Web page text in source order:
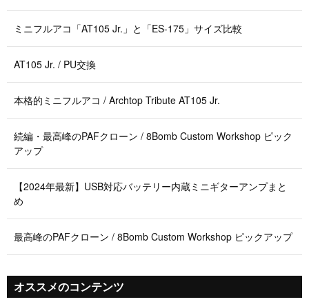
ミニフルアコ「AT105 Jr.」と「ES-175」サイズ比較
AT105 Jr. / PU交換
本格的ミニフルアコ / Archtop Tribute AT105 Jr.
続編・最高峰のPAFクローン / 8Bomb Custom Workshop ピック
アップ
【2024年最新】USB対応バッテリー内蔵ミニギターアンプまと
め
最高峰のPAFクローン / 8Bomb Custom Workshop ピックアップ
オススメのコンテンツ